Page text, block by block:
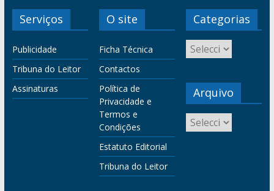
Serviços
Publicidade
Tribuna do Leitor
Assinaturas
O site
Ficha Técnica
Contactos
Política de
Privacidade e
Termos e
Condições
Estatuto Editorial
Tribuna do Leitor
Categorias
Arquivo